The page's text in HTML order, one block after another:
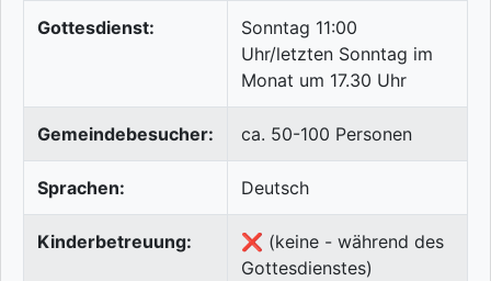
Gottesdienst:
Sonntag 11:00
Uhr/letzten Sonntag im
Monat um 17.30 Uhr
Gemeindebesucher: ca. 50-100 Personen
Sprachen: Deutsch
Kinderbetreuung:
❌ (keine - während des
Gottesdienstes)